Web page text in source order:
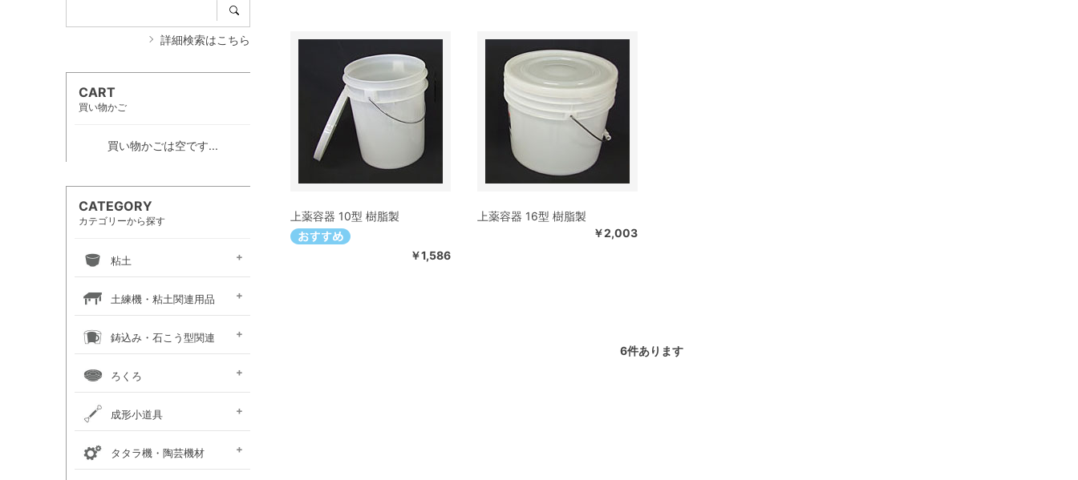
詳細検索はこちら
CART
買い物かご
買い物かごは空です...
CATEGORY
カテゴリーから探す
粘土
信楽系粘土
伝統系粘土
創作系粘土
カラー粘土
陶紙
道具土
練り込み絵の具
土練機・粘土関連用品
常圧式土練機
真空式土練機
粘土板・粘土吸水板
粘土粉砕機
粘土練り台・作陶台
粘土貯蔵容器
粘土乾燥箱・棚
鋳込み・石こう型関連
鋳込み用原料
鋳込み用石膏型
鋳込み・石膏型用品
手押し用石膏型
ろくろ
手ろくろ
小型 電動ろくろ
大型 電動ろくろ
電動ろくろオプション
カメ板・芯出し用具
ろくろ作業台・椅子
成形小道具
成形用具セット
かきベラ
カンナ
こて
ヘラ
粘土板・粘土吸水板
延べ棒
切り弓・鹿皮・土かきベラ
トースカン
ポンス・型抜き
印花・装飾用道具
タタラ機・陶芸機材
上薬容器 10型 樹脂製
￥1,586
上薬容器 16型 樹脂製
￥2,003
6件あります